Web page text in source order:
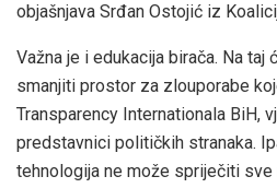
objašnjava Srđan Ostojić iz
Važna je i edukacija birača. Na taj
smanjiti prostor za zlouporabe
Transparency Internationala BiH,
predstavnici političkih stranaka.
tehnologija ne može spriječiti sve